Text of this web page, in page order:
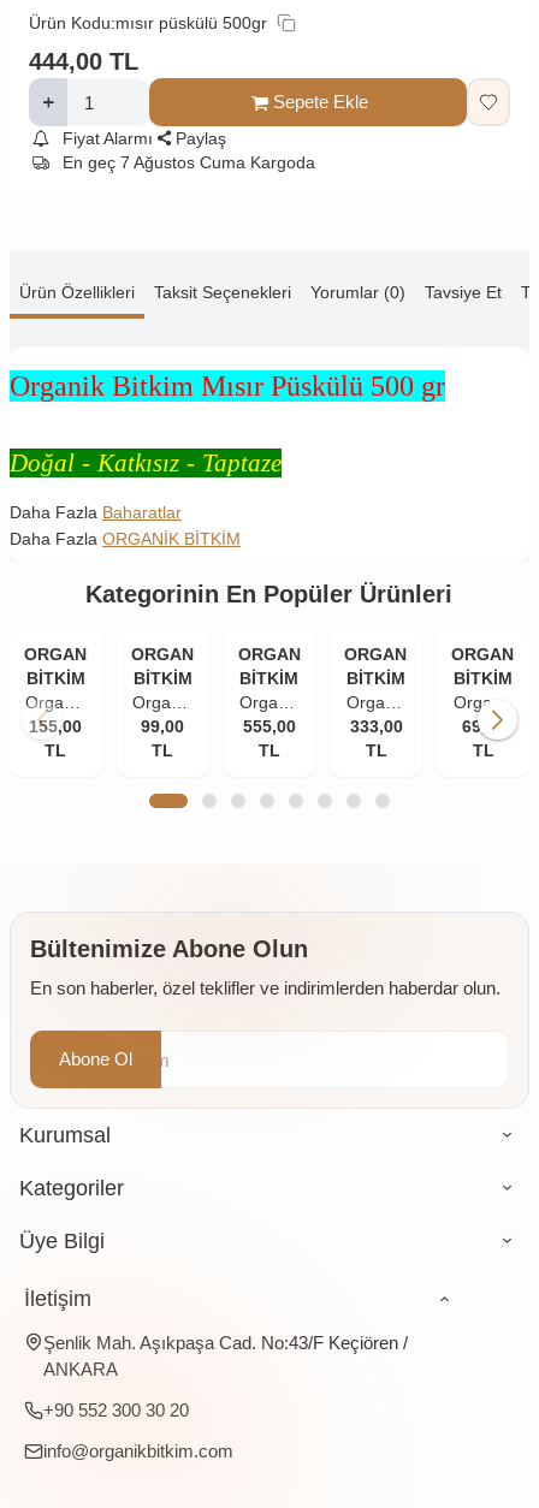
Ürün Kodu:mısır püskülü 500gr
444,00 TL
Sepete Ekle
Fiyat Alarmı
Paylaş
En geç 7 Ağustos Cuma Kargoda
Ürün Özellikleri Taksit Seçenekleri Yorumlar (0) Tavsiye Et
Organik Bitkim Mısır Püskülü 500 gr
Doğal - Katkısız - Taptaze
Daha Fazla Baharatlar
Daha Fazla ORGANİK BİTKİM
Kategorinin En Popüler Ürünleri
ORGANİK
BİTKİM
Organik
Bitkim
84
Öğütülmüş
gr
155,00
TL
ORGANİK
BİTKİM
Organik
Bitkim
Tane
(İri
99,00
TL
ORGANİK
BİTKİM
Organik
Bitkim
Akgünlük
(Günlük-
555,00
TL
ORGANİK
BİTKİM
Organik
Bitkim
Damla
10 gr
333,00
TL
ORGANİK
BİTKİM
Organik
Bitkim
Zerdeçal
69,00
TL
Bültenimize Abone Olun
En son haberler, özel teklifler ve indirimlerden haberdar olun.
Abone Ol
Kurumsal
Kategoriler
Üye Bilgi
İletişim
Şenlik Mah. Aşıkpaşa Cad. No:43/F Keçiören /
ANKARA
+90 552 300 30 20
info@organikbitkim.com